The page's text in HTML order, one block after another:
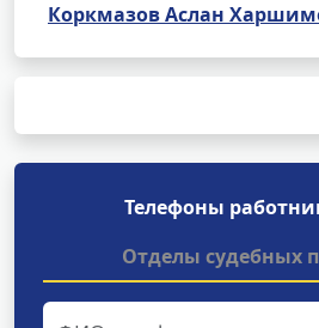
Коркмазов Аслан
Телефоны
Отделы судебных